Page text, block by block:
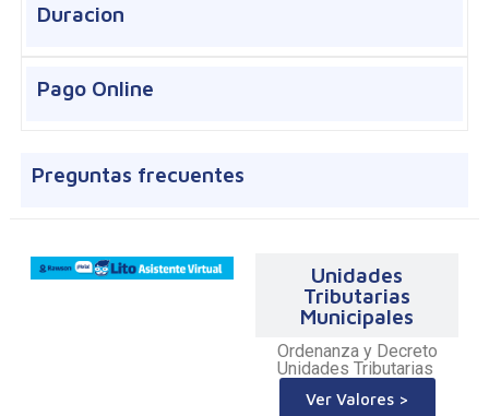
Duracion
Pago Online
Preguntas frecuentes
Unidades
Tributarias
Municipales
Ordenanza y Decreto
Unidades Tributarias
Ver Valores >